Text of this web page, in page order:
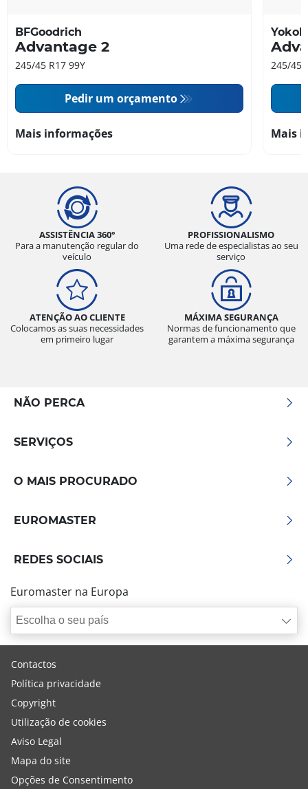
BFGoodrich
Advantage 2
245/45 R17 99Y
Pedir um orçamento
Mais informações
245/45
Mais
ASSISTÊNCIA 360°
Para a manutenção regular do
veículo
PROFISSIONALISMO
Uma rede de especialistas ao seu
serviço
ATENÇÃO AO CLIENTE
Colocamos as suas necessidades
em primeiro lugar
MÁXIMA SEGURANÇA
Normas de funcionamento que
garantem a máxima segurança
NÃO PERCA
SERVIÇOS
O MAIS PROCURADO
EUROMASTER
REDES SOCIAIS
Euromaster na Europa
Escolha o seu país
Contactos
Política privacidade
Copyright
Utilização de cookies
Aviso Legal
Mapa do site
Opções de Consentimento